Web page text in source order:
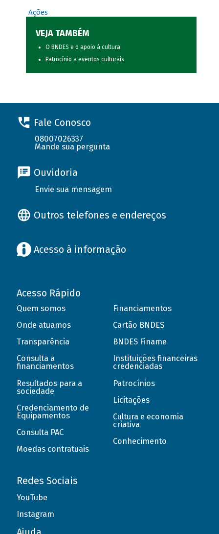
Ações
VEJA TAMBÉM
O BNDES e o apoio à cultura
Patrocínio a eventos culturais
Fale Conosco
08007026337
Mande sua pergunta
Ouvidoria
Envie sua mensagem
Outros telefones e endereços
Acesso à informação
Acesso Rápido
Quem somos
Onde atuamos
Transparência
Consulta a
financiamentos
Resultados para a
sociedade
Credenciamento de
Equipamentos
Consulta PAC
Moedas contratuais
Financiamentos
Cartão BNDES
BNDES Finame
Instituições financeiras
credenciadas
Patrocínios
Licitações
Cultura e economia
criativa
Conhecimento
Redes Sociais
YouTube
Instagram